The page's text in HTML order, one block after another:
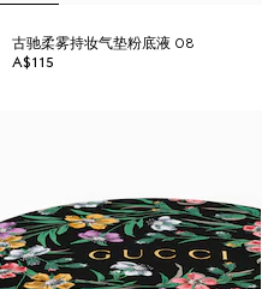
古驰柔雾持妆气垫粉底液 08
A$115